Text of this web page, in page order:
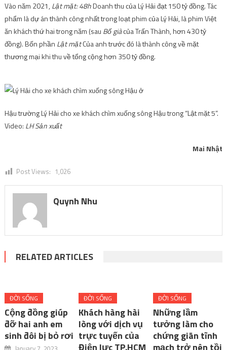
Vào năm 2021,Lật mặt: 48hDoanh thu của Lý Hải đạt 150 tỷ đồng. Tác
phẩm là dự án thành công nhất trong loạt phim của Lý Hải, là phim Việt
ăn khách thứ hai trong năm (sau Bố giàcủa Trấn Thành, hơn 430 tỷ
đồng). Bốn phần Lật mặtCủa anh trước đó là thành công về mặt
thương mại khi thu về tổng cộng hơn 350 tỷ đồng.
Hậu trường Lý Hải cho xe khách chìm xuống sông Hậu trong “Lật mặt 5”.
Video: LH Sản xuất
Mai Nhật
Post Views: 1,026
Quynh Nhu
RELATED ARTICLES
ĐỜI SỐNG
Cộng đồng giúp
đỡ hai anh em
sinh đôi bị bỏ rơi
ĐỜI SỐNG
Khách hàng hài
lòng với dịch vụ
trực tuyến của
Điện lực TP.HCM
ĐỜI SỐNG
Những lầm
tưởng làm cho
chứng giãn tĩnh
mạch trở nên tồi